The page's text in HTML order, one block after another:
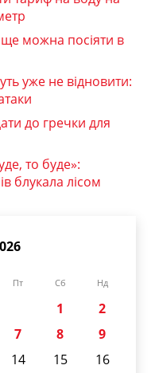
можна посіяти в
уже не відновити:
до гречки для
то буде»:
блукала лісом
Пт Сб Нд
1
2
7 8
9
14 15
16